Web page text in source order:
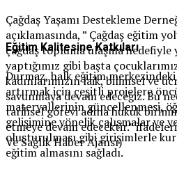
Çağdaş Yaşamı Destekleme
açıklamasında, ” Çağdaş eğitim
çağdaş topluma ulaşma hedefiyle
yaptığımız gibi başta
kadınlarımızın laik, bilimsel ve
savunmaya devam edeceğiz. Bu
tarihsel görevi adına hukuk
etmeye devam edecektir.”
Ve Sağlık Haber Ajansı)
Eğitim Kalitesine Katkıları
Durmaz, halk eğitim
artırmak için çeşitli projelere
materyallerinin güncellenmesi,
gelişimine yönelik çalışmalar ve
oluşturulması gibi girişimlerle
eğitim almasını sağladı.